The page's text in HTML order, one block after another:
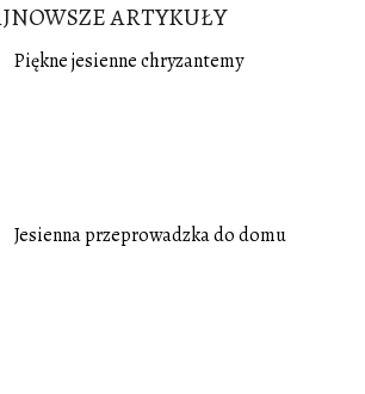
ARTYKUŁY
Piękne jesienne chryzantemy
Jesienna przeprowadzka do domu